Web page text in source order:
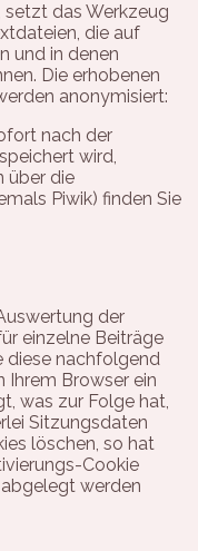
das Werkzeug
die auf
und in denen
Die erhobenen
anonymisiert:
nach der
wird,
über die
Piwik) finden Sie
der
einzelne Beiträge
diese nachfolgend
Ihrem Browser ein
was zur Folge hat,
Sitzungsdaten
löschen, so hat
Cookie
werden